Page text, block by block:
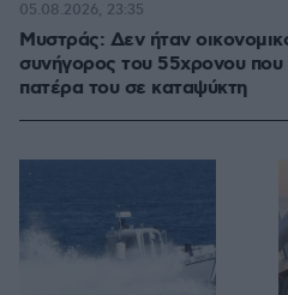
Μυστράς: Δεν ήταν
συνήγορος του 55χρονου
πατέρα του σε καταψύκτη
05.08.2026, 23:35